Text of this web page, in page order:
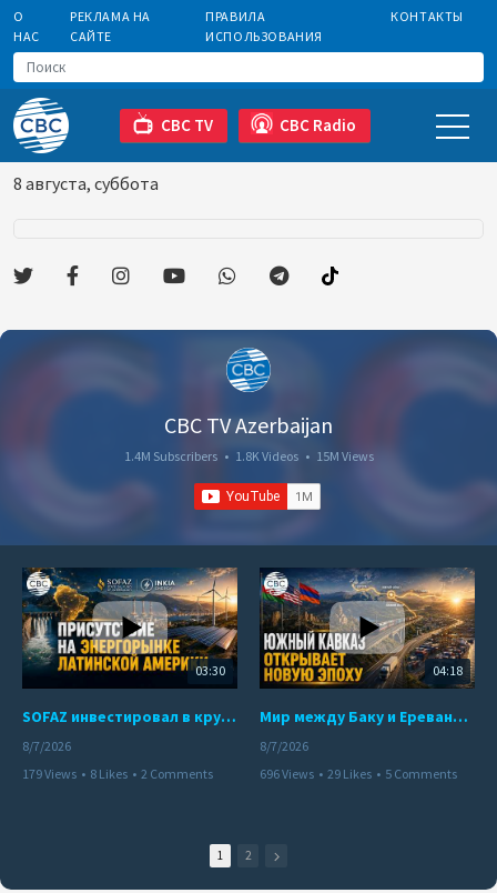
О
НАС
РЕКЛАМА НА
САЙТЕ
ПРАВИЛА
ИСПОЛЬЗОВАНИЯ
КОНТАКТЫ
CBC TV CBC Radio
8 августа, суббота
CBC TV Azerbaijan
1.4M Subscribers • 1.8K Videos • 15M Views
03:30
SOFAZ инвестировал в крупнейшего независимого производителя электроэнергии Перу
8/7/2026
179 Views • 8 Likes • 2 Comments
04:18
Мир между Баку и Ереваном запускает крупные логистические проекты
8/7/2026
696 Views • 29 Likes • 5 Comments
1 2